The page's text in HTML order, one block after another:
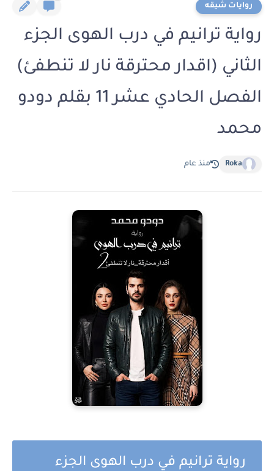
روايات شيقه
رواية ترانيم في درب الهوى الجزء
الثاني (اقدار محترقة نار لا تنطفئ)
الفصل الحادي عشر 11 بقلم دودو
محمد
Roka منذ عام
رواية ترانيم في درب الهوى الجزء